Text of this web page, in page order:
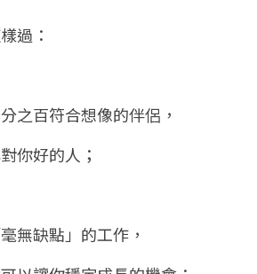
過：
之百符合想像的伴侶，
你好的人；
無缺點」的工作，